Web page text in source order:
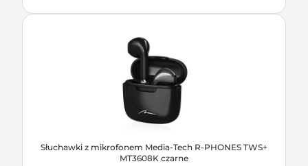
Słuchawki z mikrofonem Media-Tech R-PHONES TWS+
MT3608K czarne